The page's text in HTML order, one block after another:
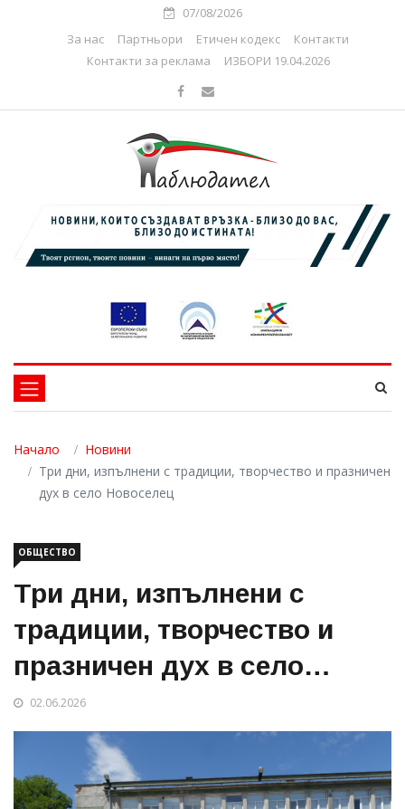
07/08/2026
За нас
Партньори Етичен кодекс
Контакти
Контакти за реклама
ИЗБОРИ 19.04.2026
Начало
Новини
Три дни, изпълнени с традиции, творчество и празничен
дух в село Новоселец
ОБЩЕСТВО
Три дни, изпълнени с
традиции, творчество и
празничен дух в село
Новоселец
02.06.2026